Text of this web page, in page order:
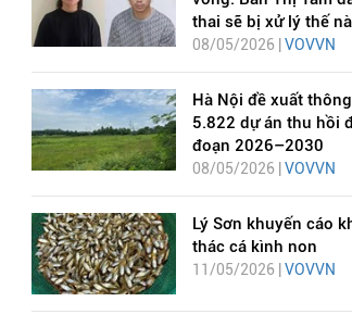
thai sẽ bị xử lý thế
08/05/2026 | VOVVN
Hà Nội đề xuất
5.822 dự án thu hồi
đoạn 2026–2030
08/05/2026 | VOVVN
Lý Sơn khuyến cáo
thác cá kình non
11/05/2026 | VOVVN